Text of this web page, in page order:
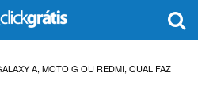
A, MOTO G OU REDMI, QUAL FAZ